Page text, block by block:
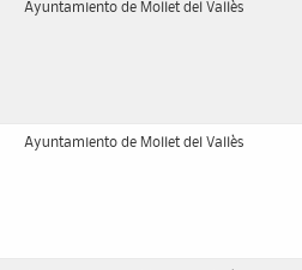
Ayuntamiento de Mollet del Vallès
Ayuntamiento de Mollet del Vallès